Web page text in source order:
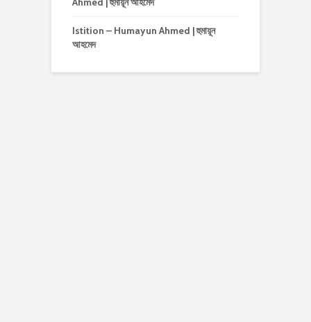
Istition – Humayun Ahmed | হুমায়ূন
আহমেদ